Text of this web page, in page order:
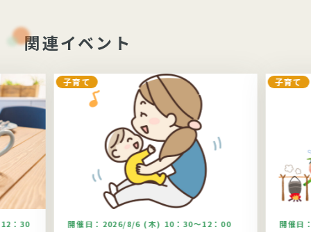
関連イベント
：30
子育て
開催日： 2026/8/6 (木) 10：30～12：00
子育て
開催日